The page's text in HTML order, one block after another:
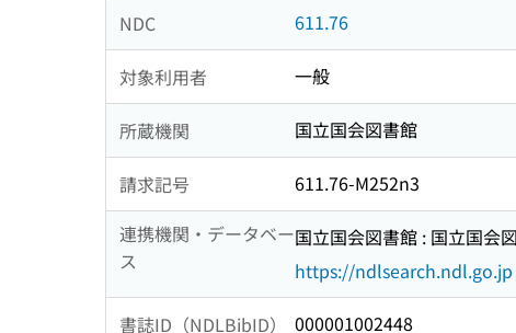
NDC 611.76
対象利用者 一般
所蔵機関 国立国会図書館
請求記号
611.76-M252n3
連携機関・データベー
ス
国立国会図書館 : 国立国会
https://ndlsearch.ndl.go.jp
書誌ID（NDLBibID）
000001002448